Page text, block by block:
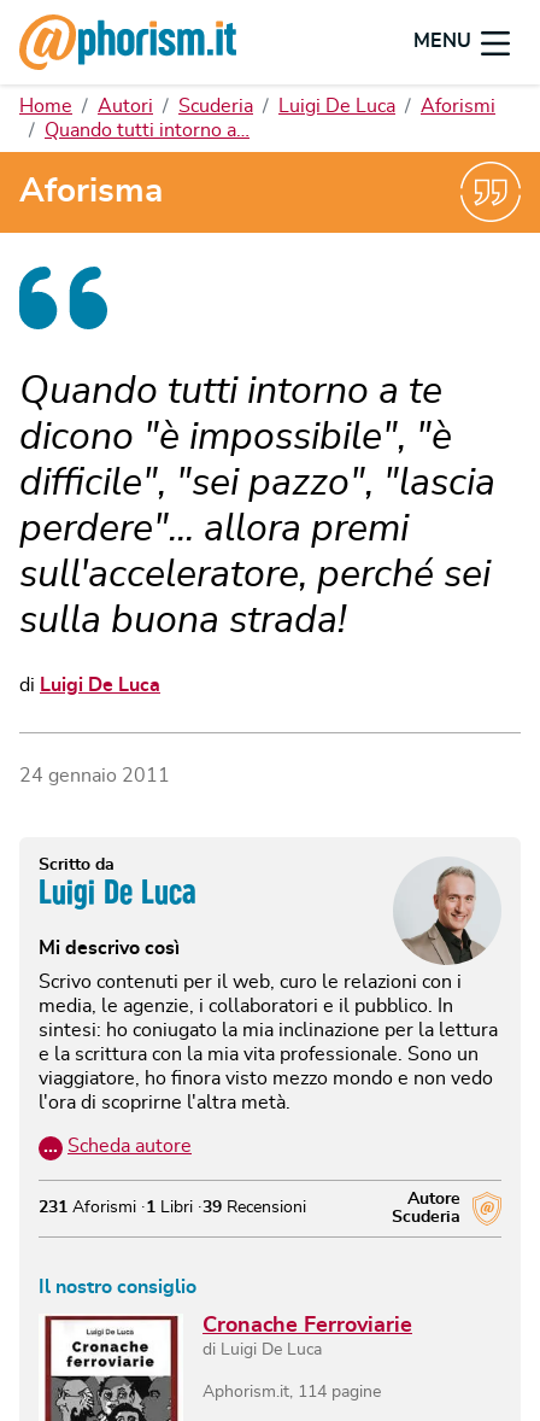
MENU
Home Autori Scuderia Luigi De Luca
Aforismi
Quando tutti intorno a…
Aforisma
Quando tutti intorno a te
dicono "è impossibile", "è
difficile", "sei pazzo", "lascia
perdere"... allora premi
sull'acceleratore, perché sei
sulla buona strada!
di Luigi De Luca
24 gennaio 2011
Scritto da
Luigi De Luca
Mi descrivo così
Scrivo contenuti per il web, curo le relazioni con i
media, le agenzie, i collaboratori e il pubblico. In
sintesi: ho coniugato la mia inclinazione per la lettura
e la scrittura con la mia vita professionale. Sono un
viaggiatore, ho finora visto mezzo mondo e non vedo
l'ora di scoprirne l'altra metà.
… Scheda autore
Autore
Scuderia
231 Aforismi 1 Libri 39 Recensioni
Il nostro consiglio
Cronache Ferroviarie
di Luigi De Luca
Aphorism.it 114 pagine